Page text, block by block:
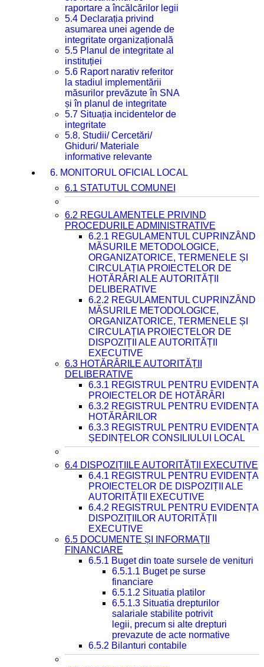
raportare a încălcărilor legii
5.4 Declarația privind
asumarea unei agende de
integritate organizațională
5.5 Planul de integritate al
instituției
5.6 Raport narativ referitor
la stadiul implementării
măsurilor prevăzute în SNA
și în planul de integritate
5.7 Situația incidentelor de
integritate
5.8. Studii/ Cercetări/
Ghiduri/ Materiale
informative relevante
6. MONITORUL OFICIAL LOCAL
6.1 STATUTUL COMUNEI
6.2 REGULAMENTELE PRIVIND
PROCEDURILE ADMINISTRATIVE
6.2.1 REGULAMENTUL CUPRINZÂND
MĂSURILE METODOLOGICE,
ORGANIZATORICE, TERMENELE ȘI
CIRCULAȚIA PROIECTELOR DE
HOTĂRÂRI ALE AUTORITĂȚII
DELIBERATIVE
6.2.2 REGULAMENTUL CUPRINZÂND
MĂSURILE METODOLOGICE,
ORGANIZATORICE, TERMENELE ȘI
CIRCULAȚIA PROIECTELOR DE
DISPOZIȚII ALE AUTORITĂȚII
EXECUTIVE
6.3 HOTĂRÂRILE AUTORITĂȚII
DELIBERATIVE
6.3.1 REGISTRUL PENTRU EVIDENȚA
PROIECTELOR DE HOTĂRÂRI
6.3.2 REGISTRUL PENTRU EVIDENȚA
HOTĂRÂRILOR
6.3.3 REGISTRUL PENTRU EVIDENȚA
ȘEDINȚELOR CONSILIULUI LOCAL
6.4 DISPOZIȚIILE AUTORITĂȚII EXECUTIVE
6.4.1 REGISTRUL PENTRU EVIDENȚA
PROIECTELOR DE DISPOZIȚII ALE
AUTORITĂȚII EXECUTIVE
6.4.2 REGISTRUL PENTRU EVIDENȚA
DISPOZIȚIILOR AUTORITĂȚII
EXECUTIVE
6.5 DOCUMENTE ȘI INFORMAȚII
FINANCIARE
6.5.1 Buget din toate sursele de venituri
6.5.1.1 Buget pe surse
financiare
6.5.1.2 Situatia platilor
6.5.1.3 Situatia drepturilor
salariale stabilite potrivit
legii, precum si alte drepturi
prevazute de acte normative
6.5.2 Bilanturi contabile